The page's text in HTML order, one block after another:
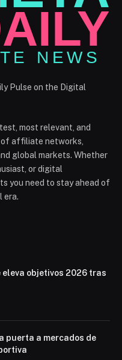
Pulse on the Digital
most relevant, and
affiliate networks,
global markets. Whether
or digital
you need to stay ahead of
era.
eleva objetivos 2026 tras
puerta a mercados de